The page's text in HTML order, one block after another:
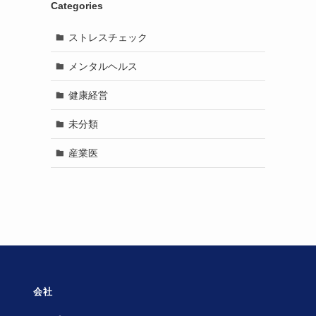
Categories
ストレスチェック
メンタルヘルス
健康経営
未分類
産業医
会社